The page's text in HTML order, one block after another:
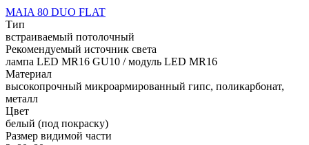
MAIA 80 DUO FLAT
Тип
встраиваемый потолочный
Рекомендуемый источник света
лампа LED MR16 GU10 / модуль LED MR16
Материал
высокопрочный микроармированный гипс, поликарбонат,
металл
Цвет
белый (под покраску)
Размер видимой части